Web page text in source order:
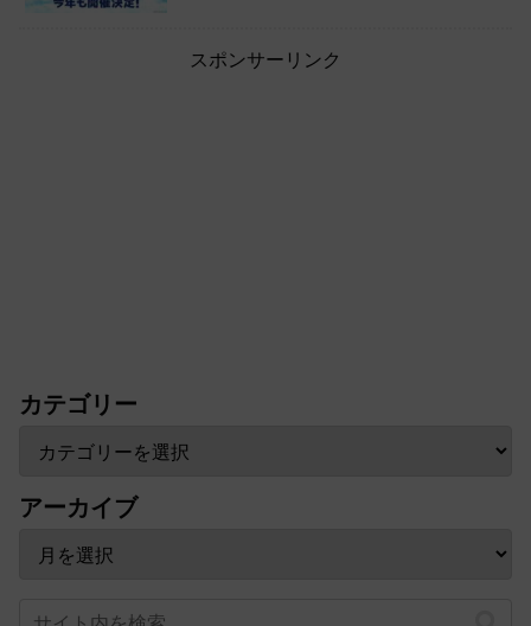
スポンサーリンク
カテゴリー
アーカイブ